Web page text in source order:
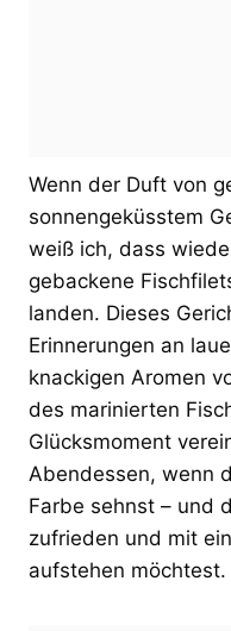
Wenn der Duft von
sonnengeküsstem
weiß ich, dass
gebackene
landen. Dieses
Erinnerungen an
knackigen Aromen
des marinierten
Glücksmoment
Abendessen, wenn
Farbe sehnst – und
zufrieden und mit
aufstehen möchtest.